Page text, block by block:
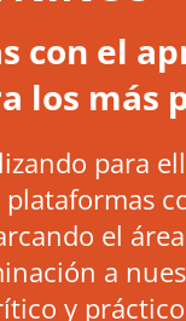
con el
los más
para
plataformas
el
a
y